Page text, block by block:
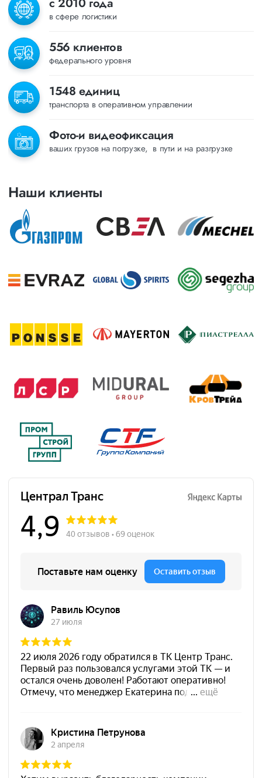
в сфере логистики
556 клиентов
федерального уровня
1548 единиц
транспорта в оперативном управлении
Фото-и видеофиксация
ваших грузов на погрузке, в пути и на разгрузке
Наши клиенты